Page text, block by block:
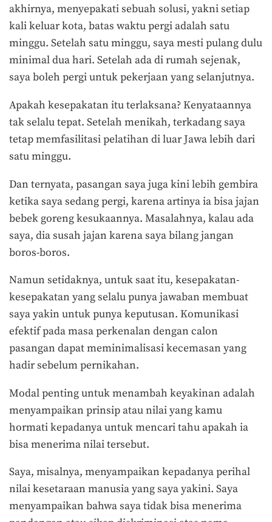
akhirnya, menyepakati sebuah solusi, yakni setiap
kali keluar kota, batas waktu pergi adalah satu
minggu. Setelah satu minggu, saya mesti pulang dulu
minimal dua hari. Setelah ada di rumah sejenak,
saya boleh pergi untuk pekerjaan yang selanjutnya.
Apakah kesepakatan itu terlaksana? Kenyataannya
tak selalu tepat. Setelah menikah, terkadang saya
tetap memfasilitasi pelatihan di luar Jawa lebih dari
satu minggu.
Dan ternyata, pasangan saya juga kini lebih gembira
ketika saya sedang pergi, karena artinya ia bisa jajan
bebek goreng kesukaannya. Masalahnya, kalau ada
saya, dia susah jajan karena saya bilang jangan
boros-boros.
Namun setidaknya, untuk saat itu, kesepakatan-
kesepakatan yang selalu punya jawaban membuat
saya yakin untuk punya keputusan. Komunikasi
efektif pada masa perkenalan dengan calon
pasangan dapat meminimalisasi kecemasan yang
hadir sebelum pernikahan.
Modal penting untuk menambah keyakinan adalah
menyampaikan prinsip atau nilai yang kamu
hormati kepadanya untuk mencari tahu apakah ia
bisa menerima nilai tersebut.
Saya, misalnya, menyampaikan kepadanya perihal
nilai kesetaraan manusia yang saya yakini. Saya
menyampaikan bahwa saya tidak bisa menerima